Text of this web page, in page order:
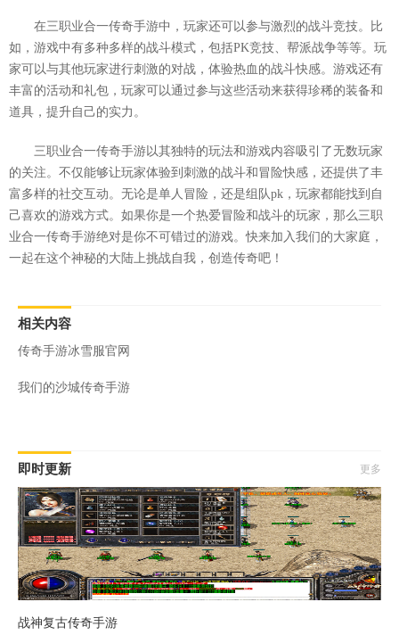
在三职业合一传奇手游中，玩家还可以参与激烈的战斗竞技。比
如，游戏中有多种多样的战斗模式，包括PK竞技、帮派战争等等。玩
家可以与其他玩家进行刺激的对战，体验热血的战斗快感。游戏还有
丰富的活动和礼包，玩家可以通过参与这些活动来获得珍稀的装备和
道具，提升自己的实力。
三职业合一传奇手游以其独特的玩法和游戏内容吸引了无数玩家
的关注。不仅能够让玩家体验到刺激的战斗和冒险快感，还提供了丰
富多样的社交互动。无论是单人冒险，还是组队pk，玩家都能找到自
己喜欢的游戏方式。如果你是一个热爱冒险和战斗的玩家，那么三职
业合一传奇手游绝对是你不可错过的游戏。快来加入我们的大家庭，
一起在这个神秘的大陆上挑战自我，创造传奇吧！
相关内容
传奇手游冰雪服官网
我们的沙城传奇手游
即时更新 更多
战神复古传奇手游